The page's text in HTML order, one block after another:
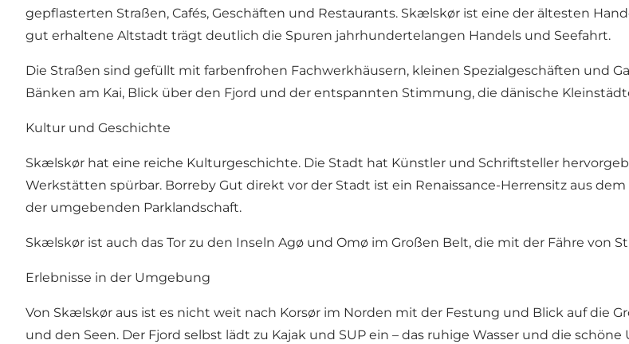
gepflasterten Straßen, Cafés, Geschäften und Restaurants. Skælskør ist eine der ältesten
gut erhaltene Altstadt trägt deutlich die Spuren jahrhundertelangen Handels und Seefahrt.
Die Straßen sind gefüllt mit farbenfrohen Fachwerkhäusern, kleinen Spezialgeschäften und
Bänken am Kai, Blick über den Fjord und der entspannten Stimmung, die dänische
Kultur und Geschichte
Skælskør hat eine reiche Kulturgeschichte. Die Stadt hat Künstler und Schriftsteller
Werkstätten spürbar. Borreby Gut direkt vor der Stadt ist ein Renaissance-Herrensitz aus
der umgebenden Parklandschaft.
Skælskør ist auch das Tor zu den Inseln Agø und Omø im Großen Belt, die mit der Fähre von
Erlebnisse in der Umgebung
Von Skælskør aus ist es nicht weit nach Korsør im Norden mit der Festung und Blick auf die
und den Seen. Der Fjord selbst lädt zu Kajak und SUP ein – das ruhige Wasser und die